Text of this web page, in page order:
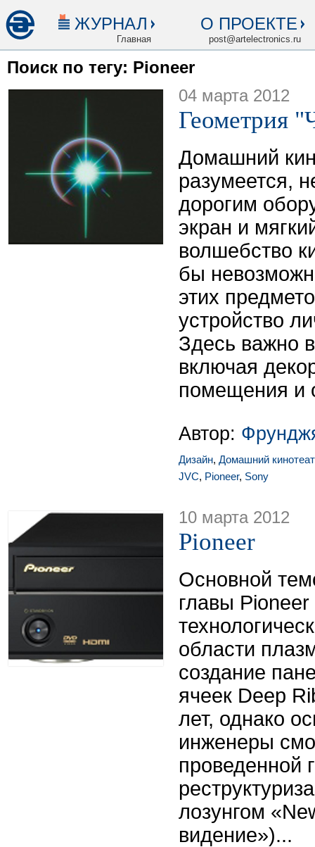
ЖУРНАЛ
Главная
О ПРОЕКТЕ
post@artelectronics.ru
Поиск по тегу: Pioneer
04 марта 2012
Геометрия
Домашний
разумеется,
дорогим
экран и
волшебство
бы
этих
устройство
Здесь важно
включая
помещения и
Автор:
Дизайн, Домашний
JVC, Pioneer, Sony
10 марта 2012
Pioneer
Основной
главы
области
создание
ячеек Deep
лет, однако
инженеры
проведенной
лозунгом
видение»)...